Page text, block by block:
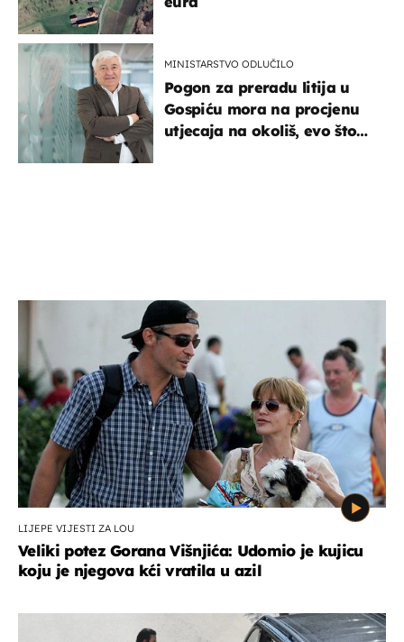
MINISTARSTVO ODLUČILO
Pogon za preradu litija u
Gospiću mora na procjenu
utjecaja na okoliš, evo što
LIJEPE VIJESTI ZA LOU
Veliki potez Gorana Višnjića: Udomio je kujicu
koju je njegova kći vratila u azil